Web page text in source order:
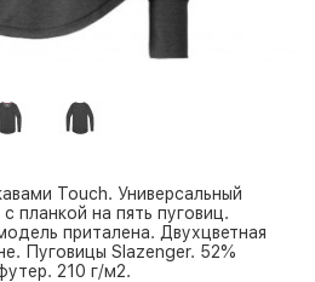
Touch. Универсальный
планкой на пять пуговиц.
приталена. Двухцветная
Пуговицы Slazenger. 52%
210 г/м2.